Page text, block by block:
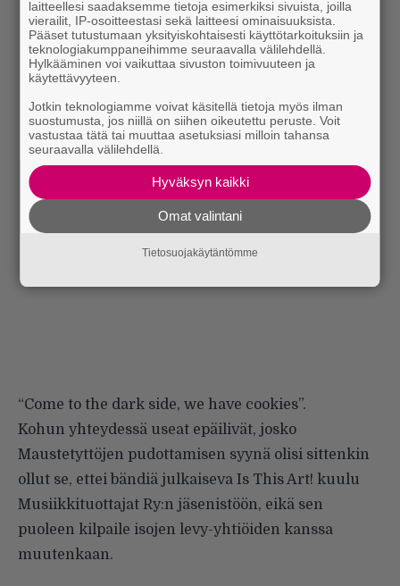
“Come to the dark side, we have cookies”.
Kohun yhteydessä useat epäilivät, josko
Maustetyttöjen pudottamisen syynä olisi sittenkin
ollut se, ettei bändiä julkaiseva Is This Art! kuulu
Musiikkituottajat Ry:n jäsenistöön, eikä sen
puoleen kilpaile isojen levy-yhtiöiden kanssa
muutenkaan.
laitteellesi saadaksemme tietoja esimerkiksi sivuista, joilla
vierailit, IP-osoitteestasi sekä laitteesi ominaisuuksista.
Pääset tutustumaan yksityiskohtaisesti käyttötarkoituksiin ja
teknologiakumppaneihimme seuraavalla välilehdellä.
Hylkääminen voi vaikuttaa sivuston toimivuuteen ja
käytettävyyteen.
Jotkin teknologiamme voivat käsitellä tietoja myös ilman
suostumusta, jos niillä on siihen oikeutettu peruste. Voit
vastustaa tätä tai muuttaa asetuksiasi milloin tahansa
seuraavalla välilehdellä.
Hyväksyn kaikki
Omat valintani
Tietosuojakäytäntömme